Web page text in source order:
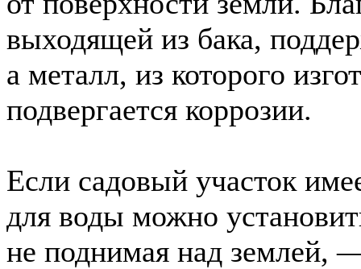
выходящей из бака,
а металл, из которого
подвергается коррозии.
Если садовый участок
для воды можно
не поднимая над землей,